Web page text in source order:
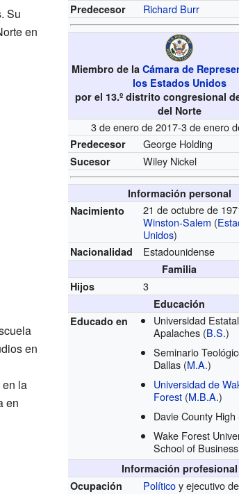
Predecesor Richard Burr
Miembro de laCámara de
los Estados Unidos
por el 13.º distrito congresional
del Norte
3 de enero de 2017-3 de enero
Predecesor George Holding
Sucesor Wiley Nickel
Información personal
Nacimiento
21 de octubre de
Winston-Salem (
Unidos)
Nacionalidad Estadounidense
Familia
Hijos
3
Educación
Educado en
Universidad
Apalaches (B.S.)
Seminario
Dallas (M.A.)
Universidad de
Forest (M.B.A.)
Davie County High
Wake Forest
School of Business
Información profesional
Ocupación
Políticoy ejecutivo
Su
en
en
la
en